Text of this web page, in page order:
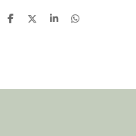
D
D
S
D